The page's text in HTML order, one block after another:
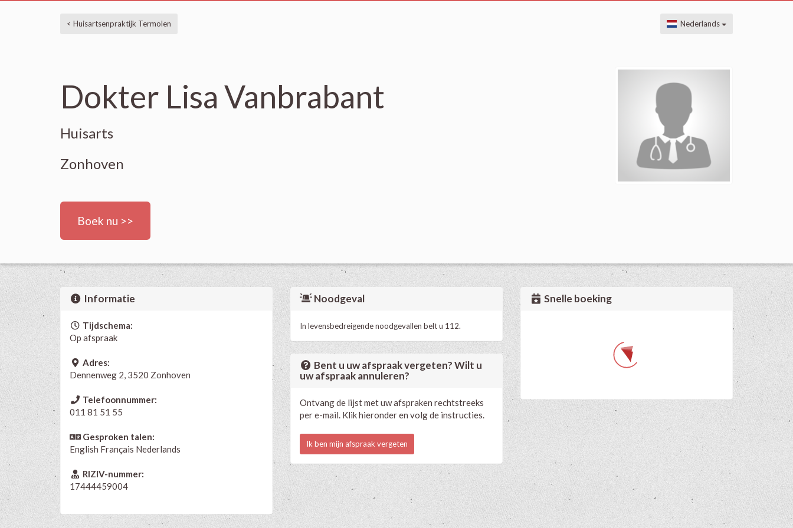
< Huisartsenpraktijk Termolen Nederlands
Dokter Lisa Vanbrabant
Huisarts
Zonhoven
Boek nu >>
Informatie
Tijdschema:
Op afspraak
Adres:
Dennenweg 2, 3520 Zonhoven
Telefoonnummer:
011 81 51 55
Gesproken talen:
English Français Nederlands
RIZIV-nummer:
17444459004
Noodgeval
In levensbedreigende noodgevallen belt u 112.
Bent u uw afspraak vergeten? Wilt u
uw afspraak annuleren?
Ontvang de lijst met uw afspraken rechtstreeks
per e-mail. Klik hieronder en volg de instructies.
Ik ben mijn afspraak vergeten
Snelle boeking